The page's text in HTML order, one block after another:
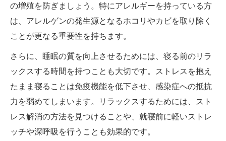
の増殖を防ぎましょう。特にアレルギーを持っている方
は、アレルゲンの発生源となるホコリやカビを取り除く
ことが更なる重要性を持ちます。
さらに、睡眠の質を向上させるためには、寝る前のリラ
ックスする時間を持つことも大切です。ストレスを抱え
たまま寝ることは免疫機能を低下させ、感染症への抵抗
力を弱めてしまいます。リラックスするためには、スト
レス解消の方法を見つけることや、就寝前に軽いストレ
ッチや深呼吸を行うことも効果的です。